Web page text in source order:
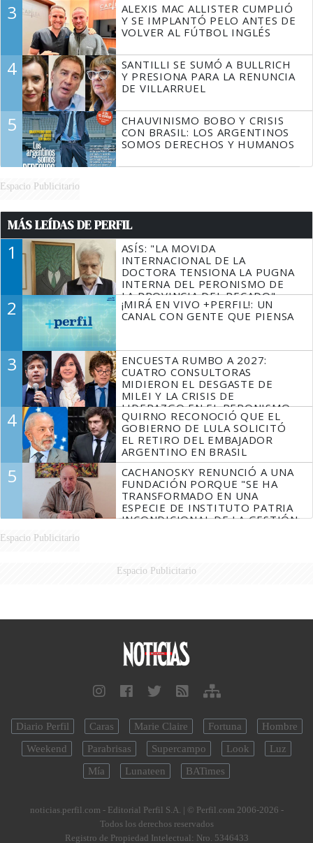
3
ALEXIS MAC ALLISTER CUMPLIÓ
Y SE IMPLANTÓ PELO ANTES DE
VOLVER AL FÚTBOL INGLÉS
4
SANTILLI SE SUMÓ A BULLRICH
Y PRESIONA PARA LA RENUNCIA
DE VILLARRUEL
5
CHAUVINISMO BOBO Y CRISIS
CON BRASIL: LOS ARGENTINOS
SOMOS DERECHOS Y HUMANOS
Espacio Publicitario
MÁS LEÍDAS DE PERFIL
1
ASÍS: "LA MOVIDA
INTERNACIONAL DE LA
DOCTORA TENSIONA LA PUGNA
INTERNA DEL PERONISMO DE
LA PROVINCIA DEL PECADO"
2
¡MIRÁ EN VIVO +PERFIL!: UN
CANAL CON GENTE QUE PIENSA
3
ENCUESTA RUMBO A 2027:
CUATRO CONSULTORAS
MIDIERON EL DESGASTE DE
MILEI Y LA CRISIS DE
LIDERAZGO EN EL PERONISMO
4
QUIRNO RECONOCIÓ QUE EL
GOBIERNO DE LULA SOLICITÓ
EL RETIRO DEL EMBAJADOR
ARGENTINO EN BRASIL
5
CACHANOSKY RENUNCIÓ A UNA
FUNDACIÓN PORQUE "SE HA
TRANSFORMADO EN UNA
ESPECIE DE INSTITUTO PATRIA
INCONDICIONAL DE LA GESTIÓN
Espacio Publicitario
Espacio Publicitario
Diario Perfil Caras Marie Claire Fortuna
Hombre
Weekend
Parabrisas Supercampo Look
Luz
Mía
Lunateen BATimes
noticias.perfil.com - Editorial Perfil S.A. | © Perfil.com 2006-2026 -
Todos los derechos reservados
Registro de Propiedad Intelectual: Nro. 5346433